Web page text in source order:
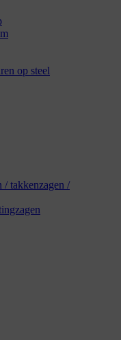
op steel
/ takkenzagen /